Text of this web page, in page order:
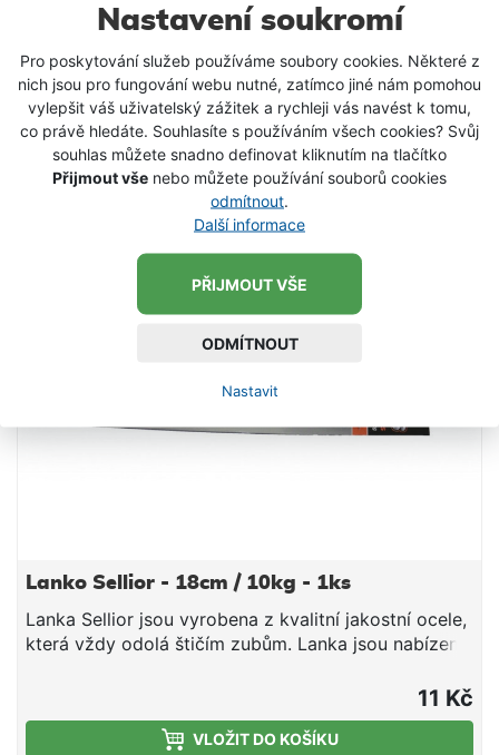
Nastavení soukromí
Pro poskytování služeb používáme soubory cookies. Některé z
nich jsou pro fungování webu nutné, zatímco jiné nám pomohou
vylepšit váš uživatelský zážitek a rychleji vás navést k tomu,
co právě hledáte. Souhlasíte s používáním všech cookies? Svůj
souhlas můžete snadno definovat kliknutím na tlačítko
Přijmout vše nebo můžete používání souborů cookies
odmítnout.
Další informace
PŘIJMOUT VŠE
ODMÍTNOUT
Nastavit
od28 Kč
DETAIL PRODUKTU
Lanko Sellior - 18cm / 10kg - 1ks
Lanka Sellior jsou vyrobena z kvalitní jakostní ocele,
která vždy odolá štičím zubům. Lanka jsou nabízeny
11 Kč
VLOŽIT DO KOŠÍKU